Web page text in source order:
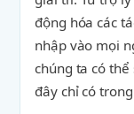
động hóa các
nhập vào mọi
chúng ta có
đây chỉ có